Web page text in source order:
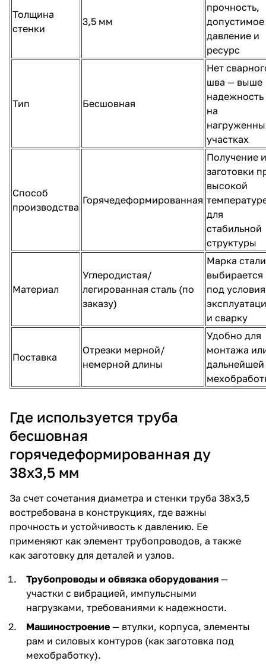
Толщина
стенки
3,5 мм
прочность,
допустимое
давление и
ресурс
Тип Бесшовная
Нет
шва — выше
надежность
на
участках
Способ
производства
Горячедеформированная
Получение
заготовки
высокой
для
стабильной
структуры
Материал
Углеродистая/
легированная сталь (по
заказу)
Марка стали
выбирается
под условия
и сварку
Поставка
Отрезки мерной/
немерной длины
Удобно для
монтажа
дальнейшей
Где используется труба
бесшовная
горячедеформированная ду
38х3,5 мм
За счет сочетания диаметра и стенки труба 38х3,5
востребована в конструкциях, где важны
прочность и устойчивость к давлению. Ее
применяют как элемент трубопроводов, а также
как заготовку для деталей и узлов.
Трубопроводы и обвязка оборудования —
участки с вибрацией, импульсными
нагрузками, требованиями к надежности.
Машиностроение — втулки, корпуса, элементы
рам и силовых контуров (как заготовка под
мехобработку).